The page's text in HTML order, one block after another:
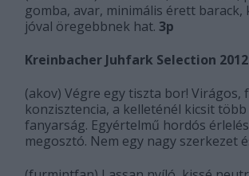
gomba, avar, minimális érett barack,
jóval öregebbnek hat. 3p
Kreinbacher Juhfark Selection 2012
(akov) Végre egy tiszta bor!
konzisztencia, a kelleténél kicsit
fanyarság. Egyértelmű hordós
megosztó. Nem egy nagy szerkezet